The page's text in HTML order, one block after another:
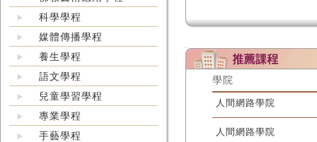
科學學程
媒體傳播學程
養生學程
語文學程
兒童學習學程
專業學程
手藝學程
學院
人間網路學院
人間網路學院